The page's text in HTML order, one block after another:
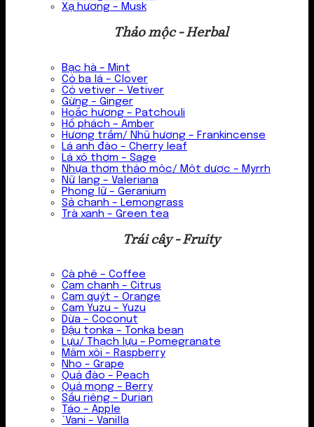
Xạ hương – Musk
Thảo mộc - Herbal
Bạc hà – Mint
Cỏ ba lá – Clover
Cỏ vetiver – Vetiver
Gừng – Ginger
Hoắc hương – Patchouli
Hổ phách – Amber
Hương trầm/ Nhũ hương – Frankincense
Lá anh đào – Cherry leaf
Lá xô thơm – Sage
Nhựa thơm thảo mộc/ Một dược – Myrrh
Nữ lang – Valeriana
Phong lữ – Geranium
Sả chanh – Lemongrass
Trà xanh – Green tea
Trái cây - Fruity
Cà phê – Coffee
Cam chanh – Citrus
Cam quýt – Orange
Cam Yuzu – Yuzu
Dừa – Coconut
Đậu tonka – Tonka bean
Lựu/ Thạch lựu – Pomegranate
Mâm xôi – Raspberry
Nho – Grape
Quả đào – Peach
Quả mọng – Berry
Sầu riêng – Durian
Táo – Apple
`Vani – Vanilla